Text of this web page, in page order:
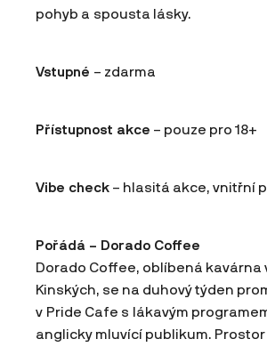
pohyb a spousta lásky.
Vstupné – zdarma
Přístupnost akce – pouze pro 18+
Vibe check – hlasitá akce, vnitřní
Pořádá – Dorado Coffee
Dorado Coffee, oblíbená kavárna
Kinských, se na duhový týden
v Pride Cafe s lákavým
anglicky mluvící publikum.